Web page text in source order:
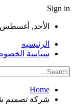
Sign in
الأحد, أغسطس 9, 2026
الرئيسيه
سياسة
Home
شركة تصميم